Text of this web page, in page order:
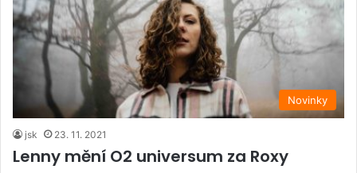
Novinky
jsk 23. 11. 2021
Lenny mění O2 universum za Roxy